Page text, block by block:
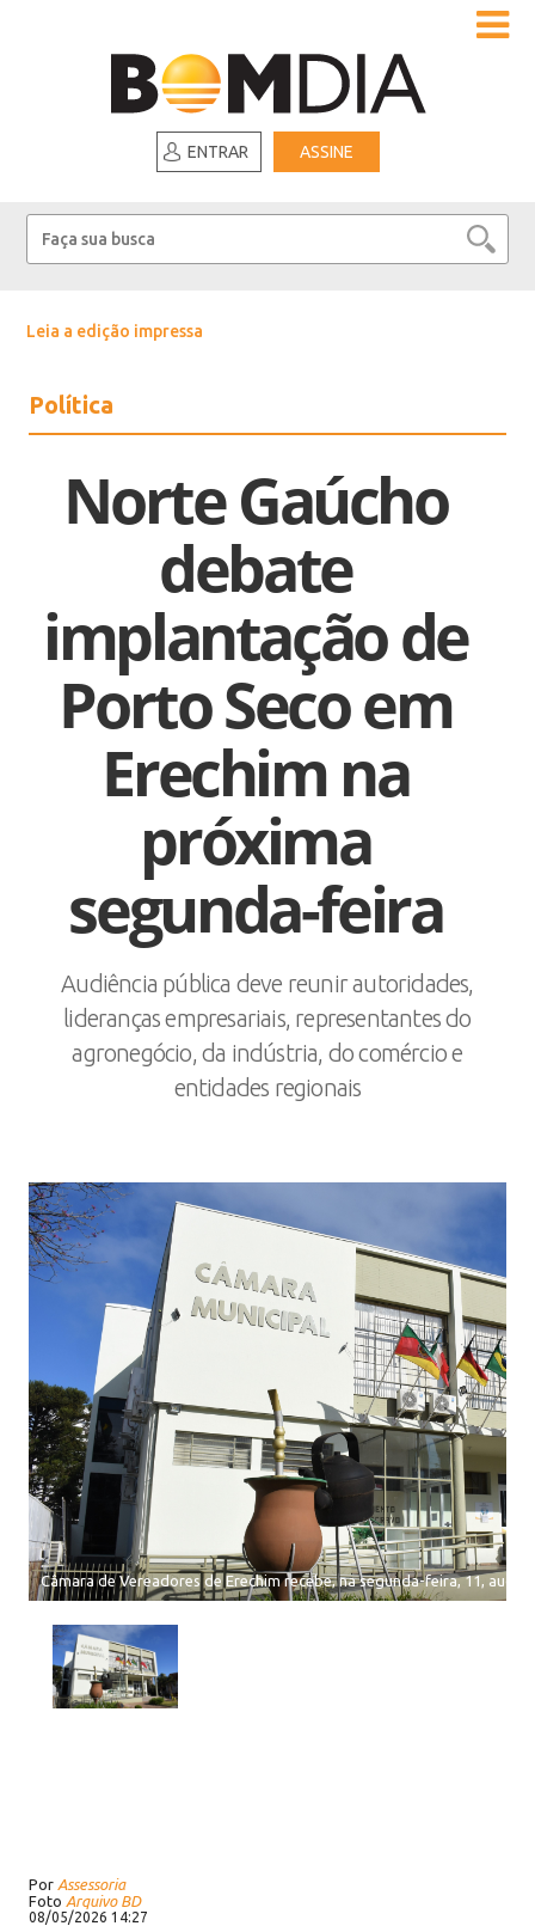
ENTRAR ASSINE
Leia a edição impressa
Política
Norte Gaúcho
debate
implantação de
Porto Seco em
Erechim na
próxima
segunda-feira
Audiência pública deve reunir autoridades,
lideranças empresariais, representantes do
agronegócio, da indústria, do comércio e
entidades regionais
Câmara de Vereadores de Erechim recebe, na segunda-feira, 11,
Por Assessoria
Foto Arquivo BD
08/05/2026 14:27